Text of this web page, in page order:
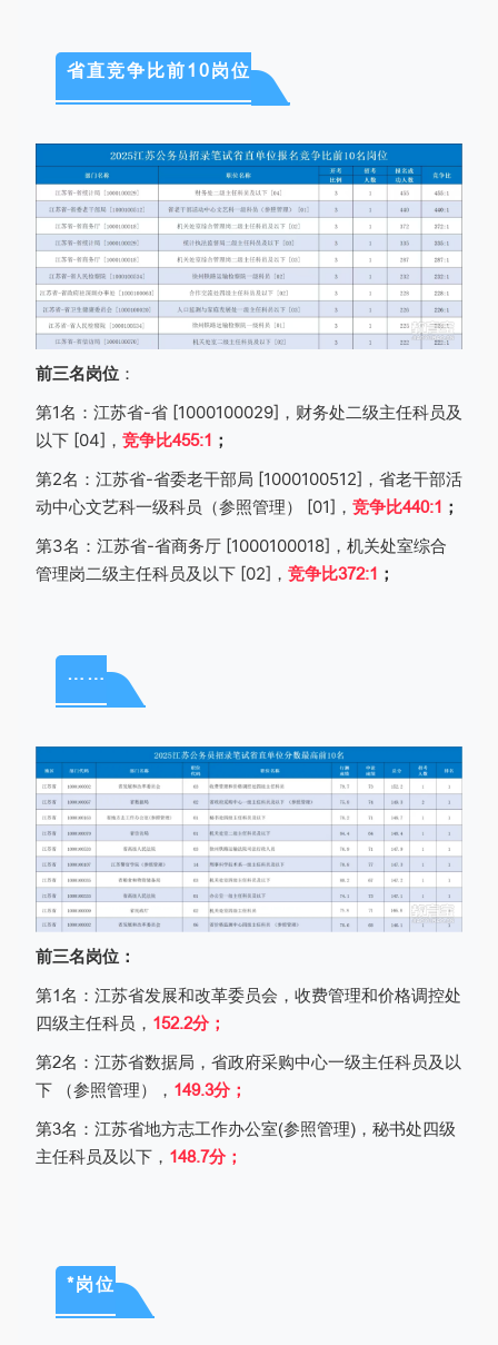
省直竞争比前10岗位
前三名岗位 ：
第1名：江苏省-省 [1000100029] ，财务处二级主任科员及
以下 [04] ， 竞争比455:1 ；
第2名：江苏省-省委老干部局 [1000100512] ，省老干部活
动中心文艺科一级科员（参照管理） [01] ， 竞争比440:1 ；
第3名：江苏省-省商务厅 [1000100018] ，机关处室综合
管理岗二级主任科员及以下 [02] ， 竞争比372:1 ；
前三名岗位：
第1名：江苏省发展和改革委员会，收费管理和价格调控处
四级主任科员， 152.2分；
第2名：江苏省数据局，省政府采购中心一级主任科员及以
下 （参照管理）， 149.3分；
第3名：江苏省地方志工作办公室(参照管理) ，秘书处四级
主任科员及以下， 148.7分；
*岗位